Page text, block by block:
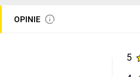
OPINIE
5